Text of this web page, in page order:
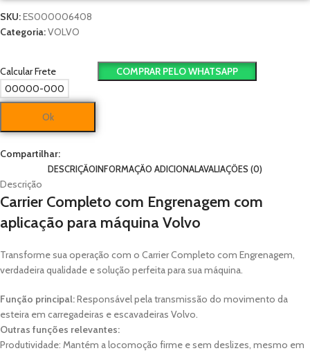
SKU:ES000006408
Categoria:VOLVO
Calcular Frete
Ok
COMPRAR PELO WHATSAPP
Compartilhar:
DESCRIÇÃOINFORMAÇÃO ADICIONALAVALIAÇÕES (0)
Descrição
Carrier Completo com Engrenagem com
aplicação para máquina Volvo
Transforme sua operação com o Carrier Completo com Engrenagem,
verdadeira qualidade e solução perfeita para sua máquina.
Função principal:Responsável pela transmissão do movimento da
esteira em carregadeiras e escavadeiras Volvo.
Outras funções relevantes:
Produtividade: Mantém a locomoção firme e sem deslizes, mesmo em